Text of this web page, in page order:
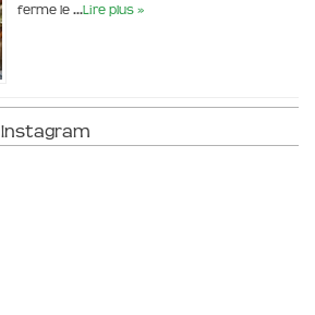
ferme le …Lire plus »
Instagram